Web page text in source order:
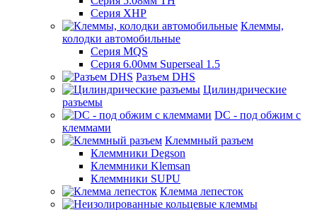
Серия XHP
Клеммы,
колодки автомобильные
Серия MQS
Серия 6.00мм Superseal 1.5
Разъем DHS
Цилиндрические
разъемы
DC - под обжим с
клеммами
Клеммный разъем
Клеммники Degson
Клеммники Klemsan
Клеммники SUPU
Клемма лепесток